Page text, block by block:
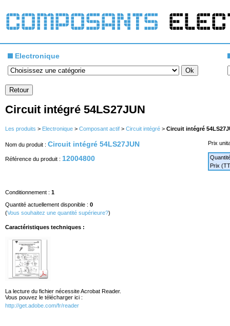
Electronique
Circuit intégré 54LS27JUN
Les produits > Electronique > Composant actif > Circuit intégré > Circuit intégré
Nom du produit : Circuit intégré 54LS27JUN
Référence du produit : 12004800
Prix
Prix
Conditionnement : 1
Quantité actuellement disponible : 0
(Vous souhaitez une quantité supérieure?)
Caractéristiques techniques :
La lecture du fichier nécessite Acrobat Reader.
Vous pouvez le télécharger ici :
http://get.adobe.com/fr/reader